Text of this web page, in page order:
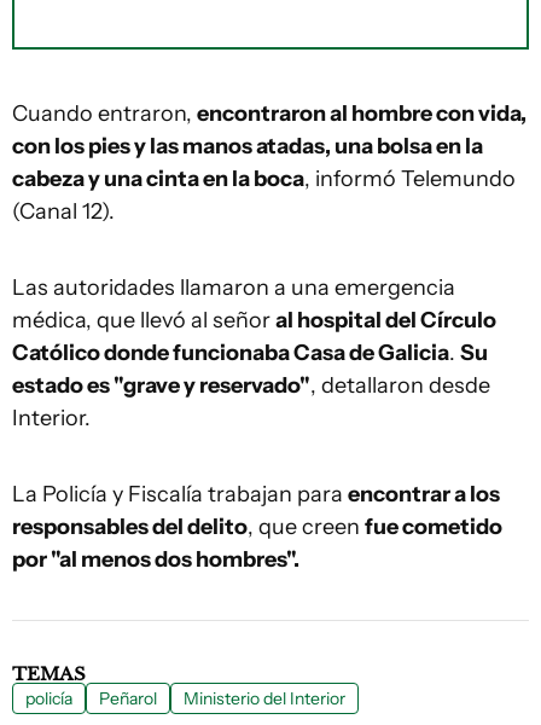
Cuando entraron, encontraron al hombre con vida,
con los pies y las manos atadas, una bolsa en la
cabeza y una cinta en la boca, informó Telemundo
(Canal 12).
Las autoridades llamaron a una emergencia
médica, que llevó al señoral hospital del Círculo
Católico donde funcionaba Casa de Galicia. Su
estado es "grave y reservado", detallaron desde
Interior.
La Policía y Fiscalía trabajan para encontrar a los
responsables del delito, que creen fue cometido
por "al menos dos hombres".
TEMAS
policía Peñarol Ministerio del Interior